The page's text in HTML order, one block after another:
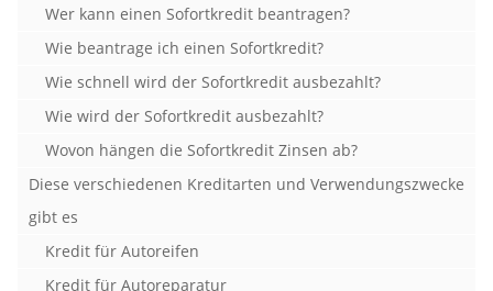
Wer kann einen Sofortkredit beantragen?
Wie beantrage ich einen Sofortkredit?
Wie schnell wird der Sofortkredit ausbezahlt?
Wie wird der Sofortkredit ausbezahlt?
Wovon hängen die Sofortkredit Zinsen ab?
Diese verschiedenen Kreditarten und Verwendungszwecke
gibt es
Kredit für Autoreifen
Kredit für Autoreparatur